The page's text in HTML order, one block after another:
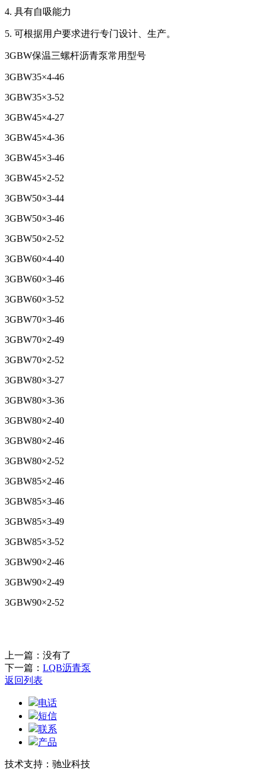
4. 具有自吸能力
5. 可根据用户要求进行专门设计、生产。
3GBW保温三螺杆沥青泵常用型号
3GBW35×4-46
3GBW35×3-52
3GBW45×4-27
3GBW45×4-36
3GBW45×3-46
3GBW45×2-52
3GBW50×3-44
3GBW50×3-46
3GBW50×2-52
3GBW60×4-40
3GBW60×3-46
3GBW60×3-52
3GBW70×3-46
3GBW70×2-49
3GBW70×2-52
3GBW80×3-27
3GBW80×3-36
3GBW80×2-40
3GBW80×2-46
3GBW80×2-52
3GBW85×2-46
3GBW85×3-46
3GBW85×3-49
3GBW85×3-52
3GBW90×2-46
3GBW90×2-49
3GBW90×2-52
上一篇：没有了
下一篇： LQB沥青泵
返回列表
电话
短信
联系
产品
技术支持：驰业科技